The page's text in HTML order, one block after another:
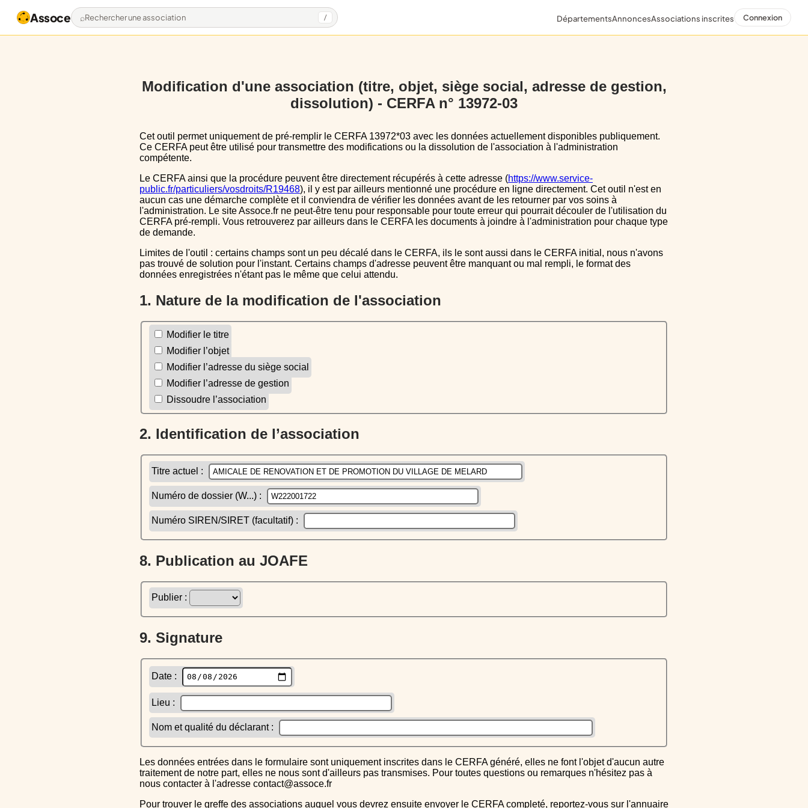
Assoce Rechercher une association / DépartementsAnnoncesAssociations inscrites Connexion
Modification d'une association (titre, objet, siège social, adresse de gestion,
dissolution) - CERFA n° 13972-03
Cet outil permet uniquement de pré-remplir le CERFA 13972*03 avec les données actuellement disponibles publiquement.
Ce CERFA peut être utilisé pour transmettre des modifications ou la dissolution de l'association à l'administration
compétente.
Le CERFA ainsi que la procédure peuvent être directement récupérés à cette adresse (https://www.service-
public.fr/particuliers/vosdroits/R19468), il y est par ailleurs mentionné une procédure en ligne directement. Cet outil n'est en
aucun cas une démarche complète et il conviendra de vérifier les données avant de les retourner par vos soins à
l'administration. Le site Assoce.fr ne peut-être tenu pour responsable pour toute erreur qui pourrait découler de l'utilisation du
CERFA pré-rempli. Vous retrouverez par ailleurs dans le CERFA les documents à joindre à l'administration pour chaque type
de demande.
Limites de l'outil : certains champs sont un peu décalé dans le CERFA, ils le sont aussi dans le CERFA initial, nous n'avons
pas trouvé de solution pour l'instant. Certains champs d'adresse peuvent être manquant ou mal rempli, le format des
données enregistrées n'étant pas le même que celui attendu.
1. Nature de la modification de l'association
Modifier le titre
Modifier l’objet
Modifier l’adresse du siège social
Modifier l’adresse de gestion
Dissoudre l’association
2. Identification de l’association
Titre actuel :
Numéro de dossier (W...) :
Numéro SIREN/SIRET (facultatif) :
8. Publication au JOAFE
Publier :
9. Signature
Date :
Lieu :
Nom et qualité du déclarant :
Les données entrées dans le formulaire sont uniquement inscrites dans le CERFA généré, elles ne font l'objet d'aucun autre
traitement de notre part, elles ne nous sont d'ailleurs pas transmises. Pour toutes questions ou remarques n'hésitez pas à
nous contacter à l'adresse contact@assoce.fr
Pour trouver le greffe des associations auquel vous devrez ensuite envoyer le CERFA completé, reportez-vous sur l'annuaire